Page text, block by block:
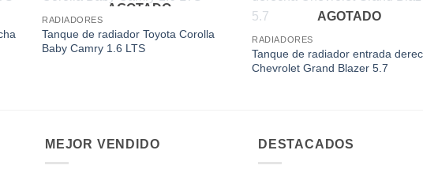
AGOTADO
RADIADORES
Tanque de radiador Toyota Corolla
Baby Camry 1.6 LTS
AGOTADO
RADIADORES
Tanque de radiador entrada
Chevrolet Grand Blazer 5.7
MEJOR VENDIDO DESTACADOS